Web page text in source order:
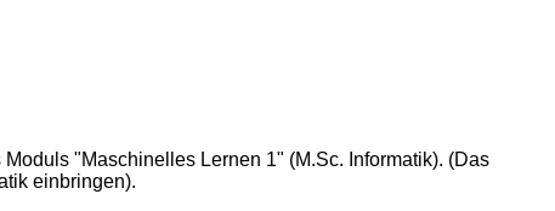
"Maschinelles Lernen 1" (M.Sc. Informatik). (Das
einbringen).